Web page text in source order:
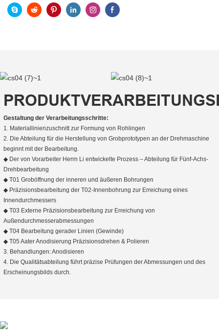
Gestaltung der Verarbeitungsschritte:
1. Materiallinienzuschnitt zur Formung von Rohlingen
2. Die Abteilung für die Herstellung von Grobprototypen an der Drehmaschine
beginnt mit der Bearbeitung.
◆ Der von Vorarbeiter Herrn Li entwickelte Prozess – Abteilung für Fünf-Achs-
Drehbearbeitung
◆ T01 Groböffnung der inneren und äußeren Bohrungen
◆ Präzisionsbearbeitung der T02-Innenbohrung zur Erreichung eines
Innendurchmessers
◆ T03 Externe Präzisionsbearbeitung zur Erreichung von
Außendurchmesserabmessungen
◆ T04 Bearbeitung gerader Linien (Gewinde)
◆ T05 Aater Anodisierung Präzisionsdrehen & Polieren
3. Behandlungen: Anodisieren
4. Die Qualitätsabteilung führt präzise Prüfungen der Abmessungen und des
Erscheinungsbilds durch.